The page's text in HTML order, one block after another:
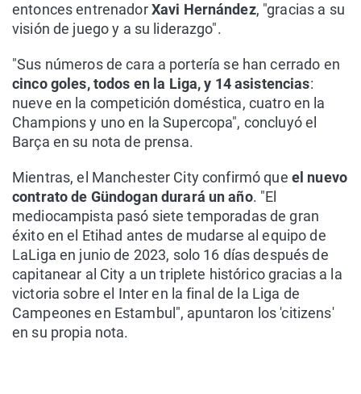
entonces entrenadorXavi Hernández, "gracias a su
visión de juego y a su liderazgo".
"Sus números de cara a portería se han cerrado en
cinco goles, todos en la Liga, y 14 asistencias:
nueve en la competición doméstica, cuatro en la
Champions y uno en la Supercopa", concluyó el
Barça en su nota de prensa.
Mientras, el Manchester City confirmó que el nuevo
contrato de Gündogan durará un año. "El
mediocampista pasó siete temporadas de gran
éxito en el Etihad antes de mudarse al equipo de
LaLiga en junio de 2023, solo 16 días después de
capitanear al City a un triplete histórico gracias a la
victoria sobre el Inter en la final de la Liga de
Campeones en Estambul", apuntaron los 'citizens'
en su propia nota.